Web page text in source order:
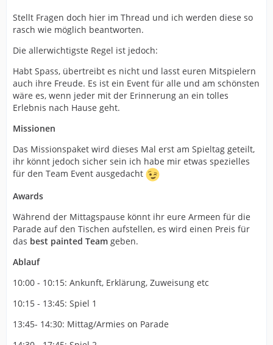
Stellt Fragen doch hier im Thread und ich werden diese so
rasch wie möglich beantworten.
Die allerwichtigste Regel ist jedoch:
Habt Spass, übertreibt es nicht und lasst euren Mitspielern
auch ihre Freude. Es ist ein Event für alle und am schönsten
wäre es, wenn jeder mit der Erinnerung an ein tolles
Erlebnis nach Hause geht.
Missionen
Das Missionspaket wird dieses Mal erst am Spieltag geteilt,
ihr könnt jedoch sicher sein ich habe mir etwas spezielles
für den Team Event ausgedacht
Awards
Während der Mittagspause könnt ihr eure Armeen für die
Parade auf den Tischen aufstellen, es wird einen Preis für
das best painted Team geben.
Ablauf
10:00 - 10:15: Ankunft, Erklärung, Zuweisung etc
10:15 - 13:45: Spiel 1
13:45- 14:30: Mittag/Armies on Parade